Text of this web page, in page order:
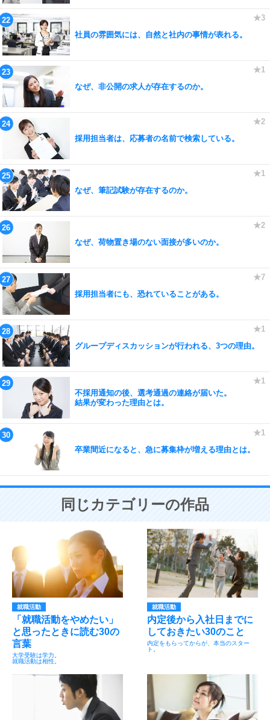
社員の雰囲気には、自然と社内の事情が表れる。
なぜ、非公開の求人が存在するのか。
採用担当者は、応募者の名前で検索している。
なぜ、筆記試験が存在するのか。
なぜ、荷物置き場のない面接が多いのか。
採用担当者にも、恐れていることがある。
グループディスカッションが行われる、3つの理由。
不採用通知の後、選考通過の連絡が届いた。
結果が変わった理由とは。
卒業間近になると、急に募集枠が増える理由とは。
同じカテゴリーの作品
就職活動
「就職活動をやめたい」
と思ったときに読む30の
言葉
大学受験は学力。
就職活動は相性。
就職活動
内定後から入社日までに
しておきたい30のこと
内定をもらってからが、本当のスター
ト。